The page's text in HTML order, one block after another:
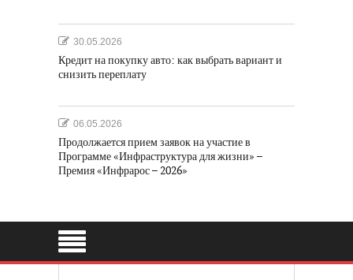
30.05.2026
Кредит на покупку авто: как выбрать вариант и
снизить переплату
06.05.2026
Продолжается прием заявок на участие в
Программе «Инфраструктура для жизни» –
Премия «Инфрарос – 2026»